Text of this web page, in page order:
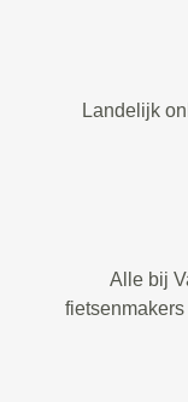
Landelijk
Alle bij